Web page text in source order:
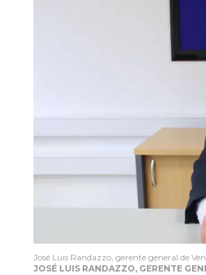
José Luis Randazzo, gerente general de
JOSÉ LUIS RANDAZZO, GERENTE